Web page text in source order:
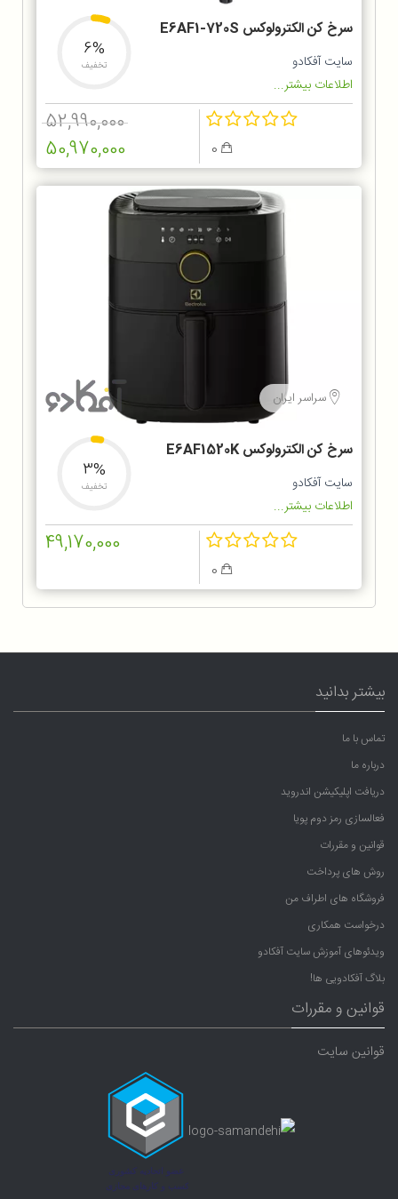
سرخ کن الکترولوکس E6AF1-720S
سایت آفکادو
اطلاعات بیشتر...
6%
تخفیف
52,990,000
50,970,000
سراسر ایران
سرخ کن الکترولوکس E6AF1520K
سایت آفکادو
اطلاعات بیشتر...
3%
تخفیف
49,170,000
بیشتر بدانید
تماس با ما
درباره ما
دریافت اپلیکیشن اندروید
فعالسازی رمز دوم پویا
قوانین و مقررات
روش های پرداخت
فروشگاه های اطراف من
درخواست همکاری
ویدئوهای آموزش سایت آفکادو
بلاگ آفکادویی ها!
قوانین و مقررات
قوانین سایت